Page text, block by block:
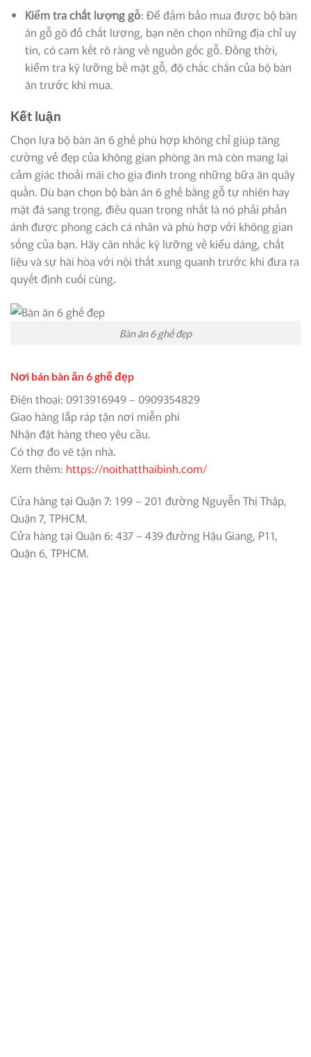
Kiểm tra chất lượng gỗ: Để đảm bảo mua được bộ bàn
ăn gỗ gõ đỏ chất lượng, bạn nên chọn những địa chỉ uy
tín, có cam kết rõ ràng về nguồn gốc gỗ. Đồng thời,
kiểm tra kỹ lưỡng bề mặt gỗ, độ chắc chắn của bộ bàn
ăn trước khi mua.
Kết luận
Chọn lựa bộ bàn ăn 6 ghế phù hợp không chỉ giúp tăng
cường vẻ đẹp của không gian phòng ăn mà còn mang lại
cảm giác thoải mái cho gia đình trong những bữa ăn quây
quần. Dù bạn chọn bộ bàn ăn 6 ghế bằng gỗ tự nhiên hay
mặt đá sang trọng, điều quan trọng nhất là nó phải phản
ánh được phong cách cá nhân và phù hợp với không gian
sống của bạn. Hãy cân nhắc kỹ lưỡng về kiểu dáng, chất
liệu và sự hài hòa với nội thất xung quanh trước khi đưa ra
quyết định cuối cùng.
Bàn ăn 6 ghế đẹp
Nơi bán bàn ăn 6 ghế đẹp
Điện thoại: 0913916949 – 0909354829
Giao hàng lắp ráp tận nơi miễn phí
Nhận đặt hàng theo yêu cầu.
Có thợ đo vẽ tận nhà.
Xem thêm: https://noithatthaibinh.com/
Cửa hàng tại Quận 7: 199 – 201 đường Nguyễn Thị Thập,
Quận 7, TPHCM.
Cửa hàng tại Quận 6: 437 – 439 đường Hậu Giang, P11,
Quận 6, TPHCM.